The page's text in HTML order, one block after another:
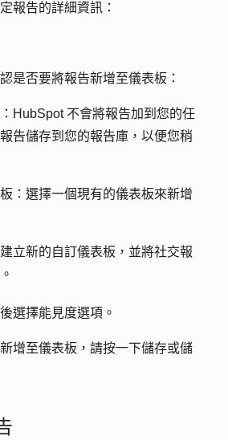
報告的詳細資訊：
認是否要將報告新增至儀表板：
HubSpot 不會將報告加到您的任
告儲存到您的報告庫，以便您稍
： 選擇一個現有的儀表板來新增
建立新的自訂儀表板，並將社交報
後選擇能見度選項 。
增至儀表板，請按一下儲存或儲